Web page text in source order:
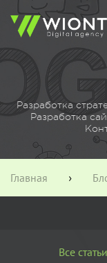
Разработка
Разработка
Главная ›
Все статьи